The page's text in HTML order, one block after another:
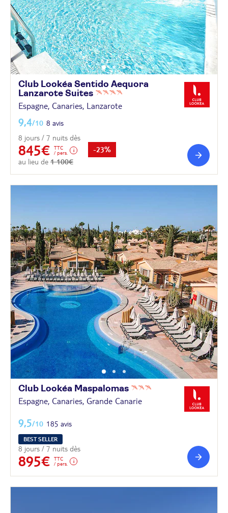
Club Lookéa Sentido Aequora
Lanzarote Suites
Espagne, Canaries, Lanzarote
9,4/10 8 avis
8 jours / 7 nuits dès
845€
TTC
/ pers.
au lieu de 1 100€
-23%
Club Lookéa Maspalomas
Espagne, Canaries, Grande Canarie
9,5/10 185 avis
BEST SELLER
8 jours / 7 nuits dès
895€
TTC
/ pers.